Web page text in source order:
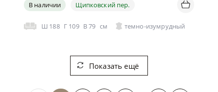
В наличии Щипковский пер.
Ш 188 Г 109 В79 см темно-изумрудный
Показать ещё